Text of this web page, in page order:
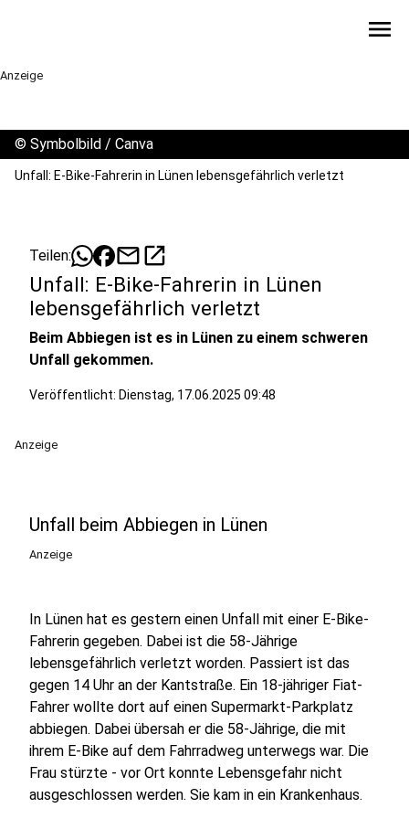
menu
Anzeige
© Symbolbild / Canva
Unfall: E-Bike-Fahrerin in Lünen lebensgefährlich verletzt
Teilen: mailopen_in_new
Unfall: E-Bike-Fahrerin in Lünen
lebensgefährlich verletzt
Beim Abbiegen ist es in Lünen zu einem schweren
Unfall gekommen.
Veröffentlicht: Dienstag, 17.06.2025 09:48
Anzeige
Unfall beim Abbiegen in Lünen
Anzeige
In Lünen hat es gestern einen Unfall mit einer E-Bike-
Fahrerin gegeben. Dabei ist die 58-Jährige
lebensgefährlich verletzt worden. Passiert ist das
gegen 14 Uhr an der Kantstraße. Ein 18-jähriger Fiat-
Fahrer wollte dort auf einen Supermarkt-Parkplatz
abbiegen. Dabei übersah er die 58-Jährige, die mit
ihrem E-Bike auf dem Fahrradweg unterwegs war. Die
Frau stürzte - vor Ort konnte Lebensgefahr nicht
ausgeschlossen werden. Sie kam in ein Krankenhaus.